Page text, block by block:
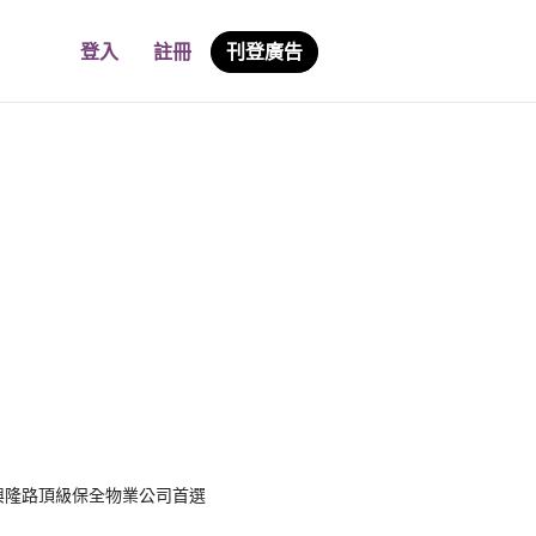
登入 註冊 刊登廣告
路頂級保全物業公司首選